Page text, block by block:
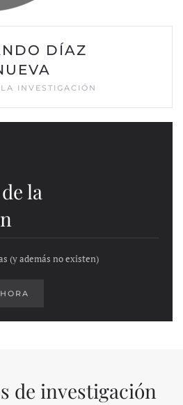
DÍAZ
INVESTIGACIÓN
la
(y además no existen)
de investigación